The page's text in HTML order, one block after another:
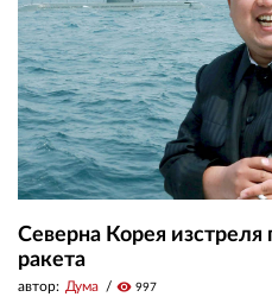
Северна Корея изстреля
ракета
автор: Дума visibility 997